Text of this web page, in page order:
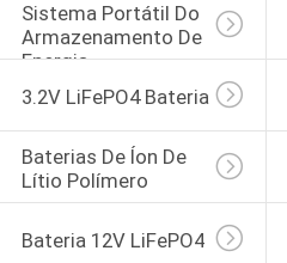
Sistema Portátil Do
Armazenamento De
Energia
3.2V LiFePO4 Bateria
Baterias De Íon De
Lítio Polímero
Bateria 12V LiFePO4